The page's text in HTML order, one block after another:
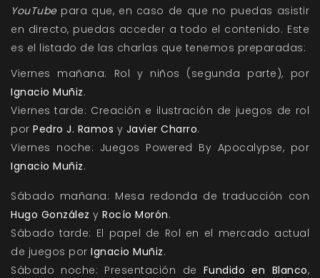
YouTubepara que, en caso de que no puedas asistir
en directo, puedas acceder a todo el contenido. Este
es el listado de las charlas que tenemos preparadas:
Viernes mañana: Rol y niños (segunda parte), por
Ignacio Muñiz.
Viernes tarde: Creación e ilustración de juegos de rol
por Pedro J. Ramos y Javier Charro.
Viernes noche: Juegos Powered By Apocalypse, por
Ignacio Muñiz.
Sábado mañana: Mesa redonda de traducción con
Hugo González y Rocío Morón.
Sábado tarde: El papel de Rol en el mercado actual
de juegos por Ignacio Muñiz.
Sábado noche: Presentación de Fundido en Blanco,